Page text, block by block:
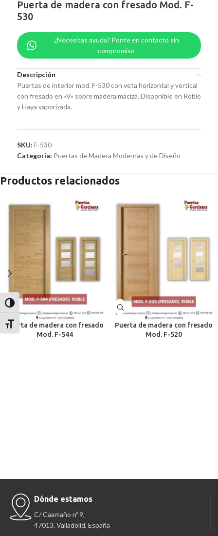
Alternar alto contraste
Alternar tamaño de letra
Puerta de madera con fresado Mod. F-
530
¿Necesitas ayuda? Ponte en contacto sin
compromiso
Descripción
Puertas de interior mod. F-530 con veta horizontal y vertical
con fresado en «V» sobre madera maciza. Disponible en Roble
y Haya vaporizada.
SKU: F-530
Categoría: Puertas de Madera Modernas y de Diseño
Productos relacionados
Puerta de madera con fresado
Mod. F-544
Puerta de madera con fresado
Mod. F-520
Dónde estamos
C/ Caamaño nº 9,
47013, Valladolid, España